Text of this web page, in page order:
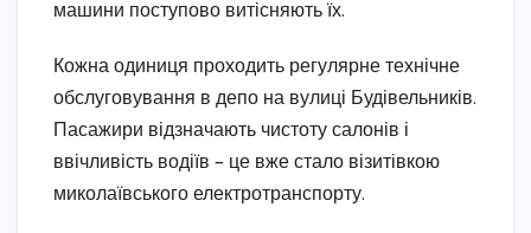
машини поступово витісняють їх.
Кожна одиниця проходить регулярне технічне
обслуговування в депо на вулиці Будівельників.
Пасажири відзначають чистоту салонів і
ввічливість водіїв – це вже стало візитівкою
миколаївського електротранспорту.